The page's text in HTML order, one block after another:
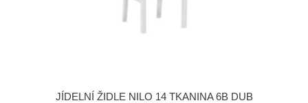
JÍDELNÍ ŽIDLE NILO 14 TKANINA 6B DUB